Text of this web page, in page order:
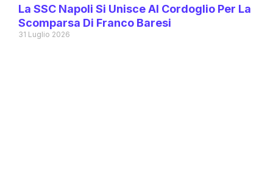
La SSC Napoli Si Unisce Al Cordoglio Per La
Scomparsa Di Franco Baresi
31 Luglio 2026